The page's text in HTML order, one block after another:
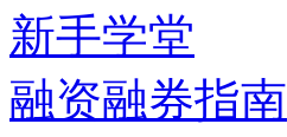
新手学堂
融资融券指南